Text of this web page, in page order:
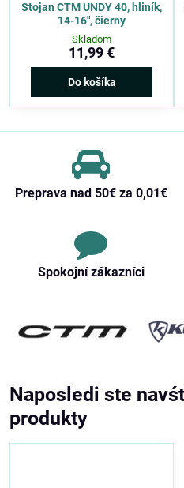
Stojan CTM UNDY 40, hliník,
14-16", čierny
Skladom
11,99 €
Do košíka
Preprava nad 50€ za 0,01€
Spokojní zákazníci
Naposledi ste
produkty